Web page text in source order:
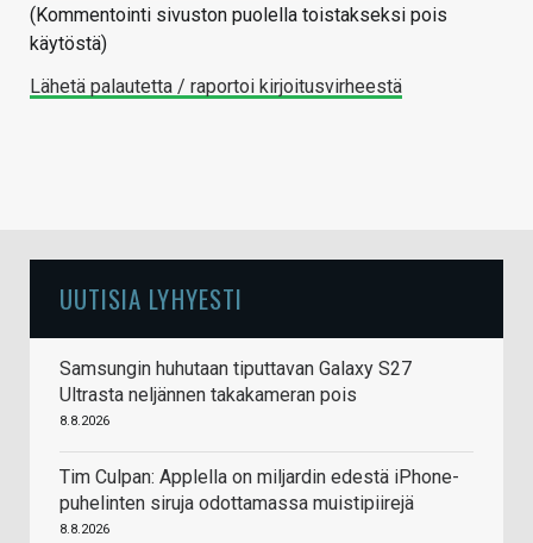
(Kommentointi sivuston puolella toistakseksi pois
käytöstä)
Lähetä palautetta / raportoi kirjoitusvirheestä
UUTISIA LYHYESTI
Samsungin huhutaan tiputtavan Galaxy S27
Ultrasta neljännen takakameran pois
8.8.2026
Tim Culpan: Applella on miljardin edestä iPhone-
puhelinten siruja odottamassa muistipiirejä
8.8.2026